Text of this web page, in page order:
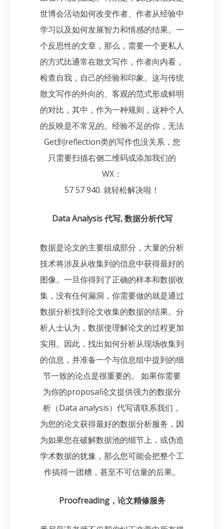
世博会活动如何改变作者、作者从经验中
学习以及如何发展智力和情感的结果。 一
个反思性的文章，那么，需要一个更私人
的方式比通常在散文写作，作者向内看，
检查自我，自己的经验和印象。这与传统
散文写作的外向的、客观的范式形成鲜明
的对比，其中，作为一种规则，这种个人
的反映是不常见的。经验不足的你，无法
Get到reflection类的写作也没关系，您
只需要扫描右侧二维码或添加我们的
WX：
57 57 940. 就轻松解决啦！
Data Analysis 代写, 数据分析代写
数据是论文的主要组成部分，大量的分析
技术将涉及从收集到的信息中获得最好的
图像。一旦你得到了正确的样本和数据收
集，没有任何漏洞，你需要做的就是通过
数据分析找到论文收集的数据的结果。分
析人士认为，数据使理解论文的过程更加
实用。因此，找出如何分析从现场收集到
的信息，并准备一个与信息组中提到的细
节一致的论点是很重要的。
如果你需要
为你的proposal论文提供强力的数据分
析（Data analysis）代写请联系我们，
为您的论文获得最好的数据分析服务，因
为如果您在破解数据池的细节上，或伪造
学术数据的犹豫，那么您可能会把整个工
作搞得一团糟，甚至不可估量的后果。
Proofreading，论文精修服务